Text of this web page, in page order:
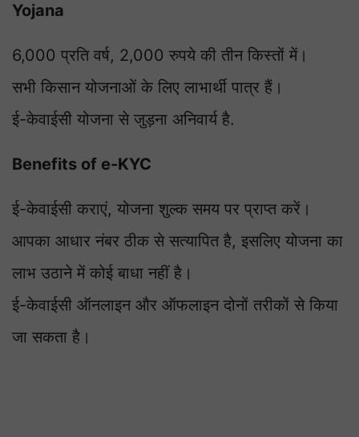
Yojana
6,000 प्रति वर्ष, 2,000 रुपये की तीन किस्तों में।
सभी किसान योजनाओं के लिए लाभार्थी पात्र हैं।
ई-केवाईसी योजना से जुड़ना अनिवार्य है.
Benefits of e-KYC
ई-केवाईसी कराएं, योजना शुल्क समय पर प्राप्त करें।
आपका आधार नंबर ठीक से सत्यापित है, इसलिए योजना का
लाभ उठाने में कोई बाधा नहीं है।
ई-केवाईसी ऑनलाइन और ऑफलाइन दोनों तरीकों से किया
जा सकता है।